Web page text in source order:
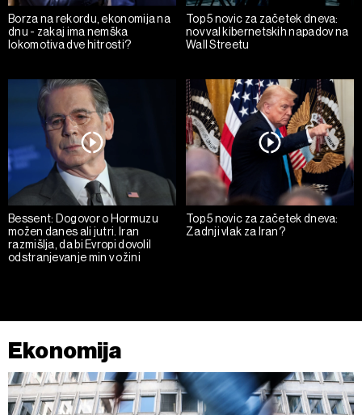
Borza na rekordu, ekonomija na
dnu - zakaj ima nemška
lokomotiva dve hitrosti?
Top 5 novic za začetek dneva:
nov val kibernetskih napadov na
Wall Streetu
Bessent: Dogovor o Hormuzu
možen danes ali jutri. Iran
razmišlja, da bi Evropi dovolil
odstranjevanje min v ožini
Top 5 novic za začetek dneva:
Zadnji vlak za Iran?
Ekonomija